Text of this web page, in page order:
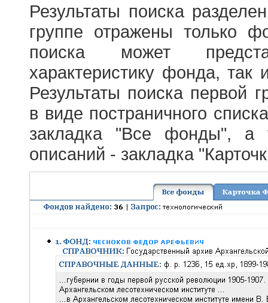
Результаты поиска
группе отражены только
поиска может
характеристику фонда,
Результаты поиска первой
в виде постраничного
закладка "Все фонды", а
описаний - закладка